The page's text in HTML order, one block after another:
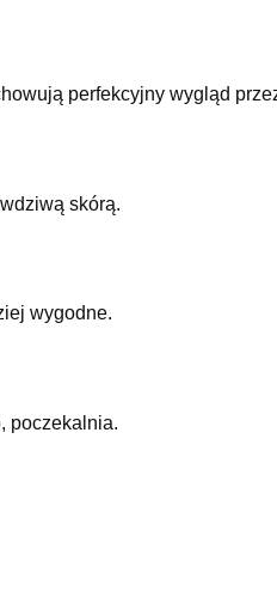
perfekcyjny wygląd
skórą.
wygodne.
poczekalnia.